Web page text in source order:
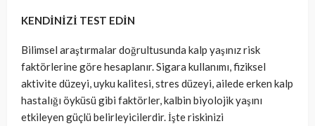
KENDİNİZİ TEST EDİN
Bilimsel araştırmalar doğrultusunda kalp yaşınız risk
faktörlerine göre hesaplanır. Sigara kullanımı, fiziksel
aktivite düzeyi, uyku kalitesi, stres düzeyi, ailede erken kalp
hastalığı öyküsü gibi faktörler, kalbin biyolojik yaşını
etkileyen güçlü belirleyicilerdir. İşte riskinizi